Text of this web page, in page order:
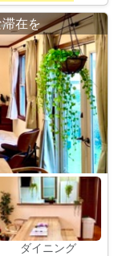
在を
ダイニング